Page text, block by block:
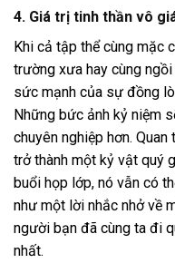
4. Giá trị tinh thần vô
Khi cả tập thể cùng mặc
trường xưa hay cùng
sức mạnh của sự đồng
Những bức ảnh kỷ niệm
chuyên nghiệp hơn.
trở thành một kỷ vật quý
buổi họp lớp, nó vẫn có
như một lời nhắc nhở về
người bạn đã cùng ta đi
nhất.